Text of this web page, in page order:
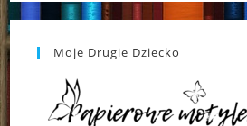
Moje Drugie Dziecko